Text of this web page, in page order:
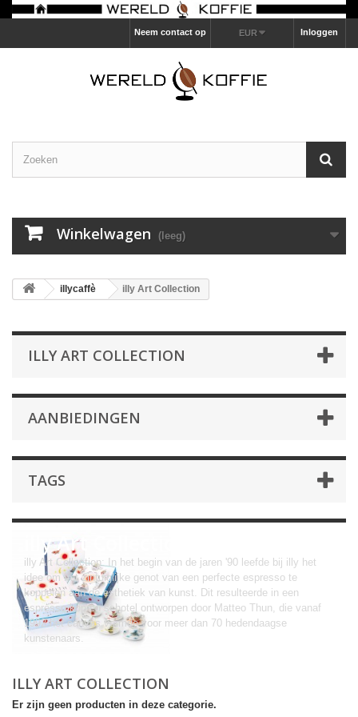
Inloggen
EUR
Neem contact op
Winkelwagen (leeg)
illycaffè illy Art Collection
ILLY ART COLLECTION
AANBIEDINGEN
TAGS
illy Art Collection
illy Art Collection: In het begin van de jaren '90 leefde bij illy het
idee om het zintuiglijke genot van een perfecte espresso te
koppelen aan de esthetiek van kunst. Dit resulteerde in een
espresso kop en schotel ontworpen door Matteo Thun, die vanaf
1992 het canvas vormde voor meer dan 70 hedendaagse
kunstenaars.
ILLY ART COLLECTION
Er zijn geen producten in deze categorie.